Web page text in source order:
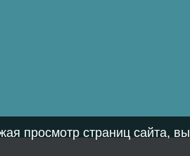
просмотр страниц сайта, вы